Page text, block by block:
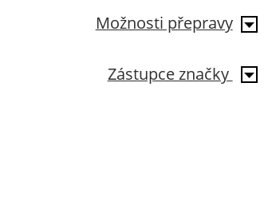
Možnosti přepravy
Zástupce značky